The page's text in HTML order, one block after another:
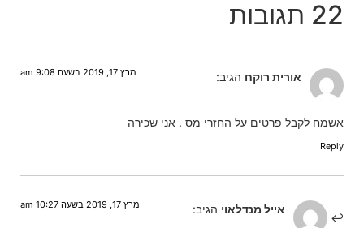
22 תגובות
אורית רוקח הגיב: מרץ 17, 2019 בשעה 9:08 am
אשמח לקבל פרטים על החזרי מס . אני שכירה
Reply
אייל מנדלאוי הגיב: מרץ 17, 2019 בשעה 10:27 am